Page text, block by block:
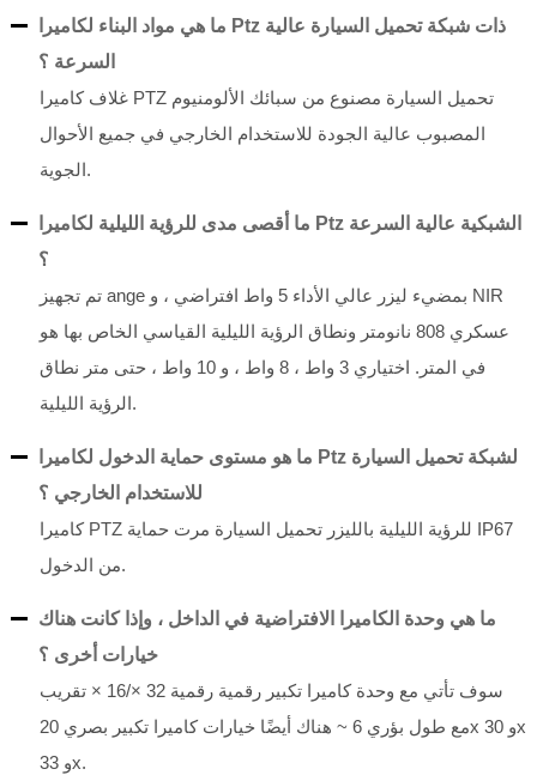
ما هي مواد البناء لكاميرا Ptz ذات شبكة تحميل السيارة عالية
السرعة ؟
غلاف كاميرا PTZ تحميل السيارة مصنوع من سبائك الألومنيوم
المصبوب عالية الجودة للاستخدام الخارجي في جميع الأحوال
الجوية.
ما أقصى مدى للرؤية الليلية لكاميرا Ptz الشبكية عالية السرعة
؟
تم تجهيز ange بمضيء ليزر عالي الأداء 5 واط افتراضي ، و NIR
عسكري 808 نانومتر ونطاق الرؤية الليلية القياسي الخاص بها هو
في المتر. اختياري 3 واط ، 8 واط ، و 10 واط ، حتى متر نطاق
الرؤية الليلية.
ما هو مستوى حماية الدخول لكاميرا Ptz لشبكة تحميل السيارة
للاستخدام الخارجي ؟
كاميرا PTZ للرؤية الليلية بالليزر تحميل السيارة مرت حماية IP67
من الدخول.
ما هي وحدة الكاميرا الافتراضية في الداخل ، وإذا كانت هناك
خيارات أخرى ؟
سوف تأتي مع وحدة كاميرا تكبير رقمية رقمية 32 ×/16 × تقريب
مع طول بؤري 6 ~ هناك أيضًا خيارات كاميرا تكبير بصري 20x و 30x
و 33x.